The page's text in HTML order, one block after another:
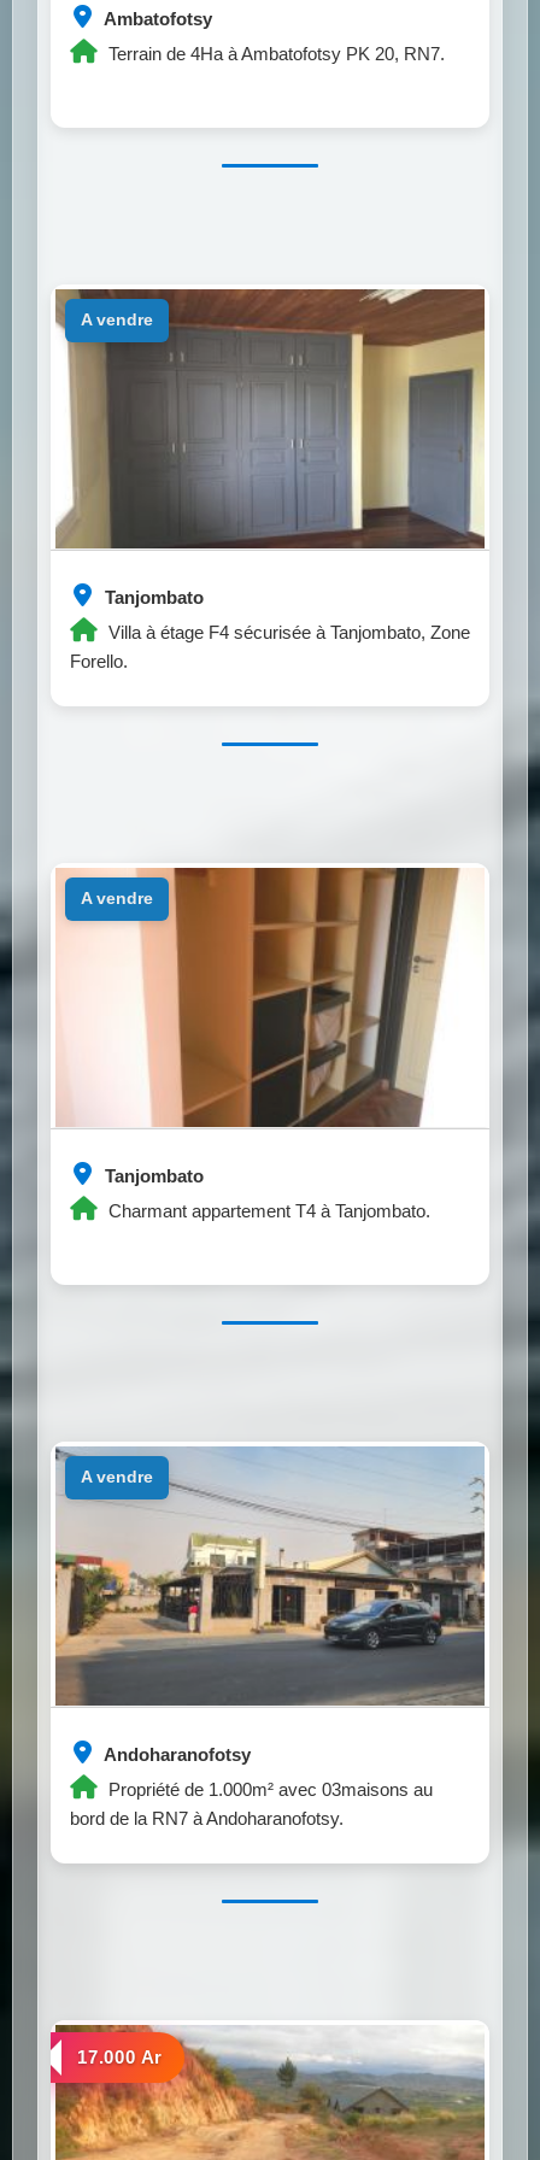
Ambatofotsy
Terrain de 4Ha à Ambatofotsy PK 20, RN7.
Tanjombato
Villa à étage F4 sécurisée à Tanjombato, Zone
Forello.
a vendre
Tanjombato
Charmant appartement T4 à Tanjombato.
a vendre
Andoharanofotsy
Propriété de 1.000m² avec 03maisons au
bord de la RN7 à Andoharanofotsy.
a vendre
a vendre
17.000 Ar